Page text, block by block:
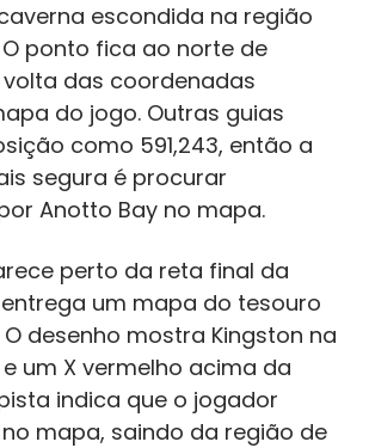
escondida na região
ponto fica ao norte de
volta das coordenadas
do jogo. Outras guias
como 591,243, então a
segura é procurar
Anotto Bay no mapa.
perto da reta final da
um mapa do tesouro
desenho mostra Kingston na
um X vermelho acima da
indica que o jogador
mapa, saindo da região de